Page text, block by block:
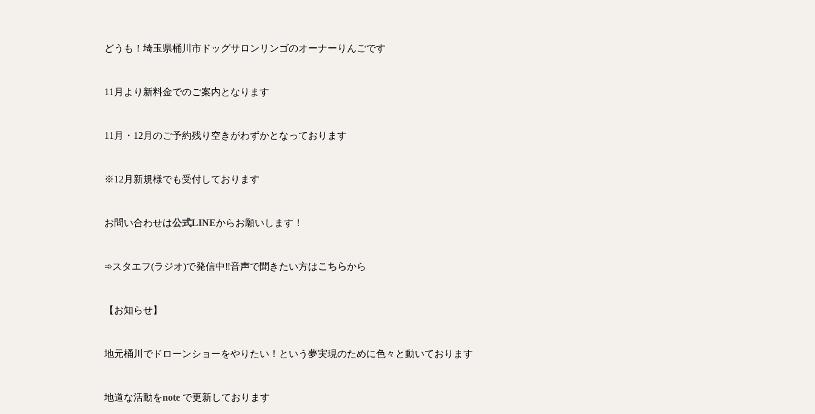
どうも！埼玉県桶川市ドッグサロンリンゴのオーナーりんごです
11月より新料金でのご案内となります
11月・12月のご予約残り空きがわずかとなっております
※12月新規様でも受付しております
お問い合わせは公式LINEからお願いします！
➾スタエフ(ラジオ)で発信中‼音声で聞きたい方はこちらから
【お知らせ】
地元桶川でドローンショーをやりたい！という夢実現のために色々と動いております
地道な活動をnote で更新しております